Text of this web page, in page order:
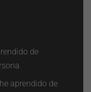
de
aprendido de